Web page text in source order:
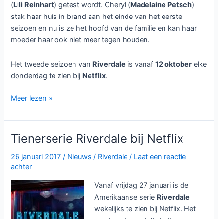
(Lili Reinhart) getest wordt. Cheryl (Madelaine Petsch)
stak haar huis in brand aan het einde van het eerste
seizoen en nu is ze het hoofd van de familie en kan haar
moeder haar ook niet meer tegen houden.
Het tweede seizoen van Riverdale is vanaf12 oktober elke
donderdag te zien bij Netflix.
Riverdale
2
wekelijks
bij
Netflix
Meer lezen »
Tienerserie Riverdale bij Netflix
26 januari 2017/ Nieuws / Riverdale / Laat een reactie
achter
Vanaf vrijdag 27 januari is de
Amerikaanse serie Riverdale
wekelijks te zien bij Netflix. Het